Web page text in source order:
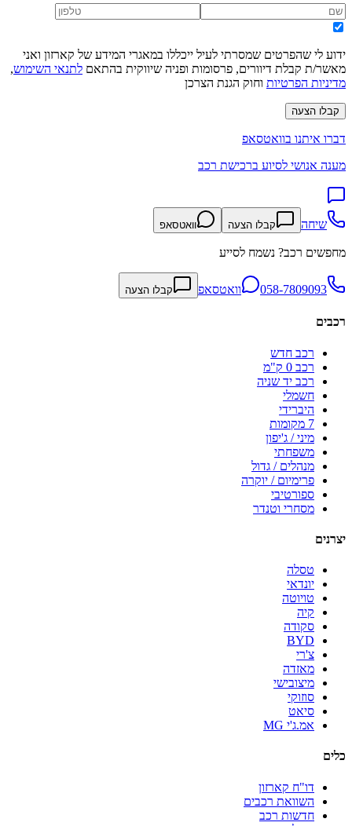
ידוע לי שהפרטים שמסרתי לעיל ייכללו במאגרי המידע של קארזון ואני
מאשר/ת קבלת דיוורים, פרסומות ופניה שיווקית בהתאם לתנאי השימוש,
מדיניות הפרטיות וחוק הגנת הצרכן
קבלו הצעה
דברו איתנו בוואטסאפ
מענה אנושי לסיוע ברכישת רכב
שיחה קבלו הצעה וואטסאפ
מחפשים רכב? נשמח לסייע
058-7809093 וואטסאפ קבלו הצעה
רכבים
רכב חדש
רכב 0 ק"מ
רכב יד שניה
חשמלי
היברידי
7 מקומות
מיני / ג'יפון
משפחתי
מנהלים / גדול
פרימיום / יוקרה
ספורטיבי
מסחרי וטנדר
יצרנים
טסלה
יונדאי
טויוטה
קיה
סקודה
BYD
צ'רי
מאזדה
מיצובישי
סוזוקי
סיאט
אמ.ג'י MG
כלים
דו"ח קארזון
השוואת רכבים
חדשות רכב